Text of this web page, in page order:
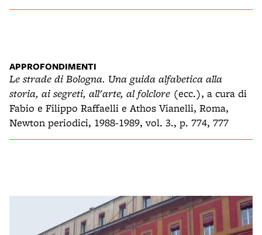
APPROFONDIMENTI
Le strade di Bologna. Una guida alfabetica alla
storia, ai segreti, all'arte, al folclore (ecc.), a cura di
Fabio e Filippo Raffaelli e Athos Vianelli, Roma,
Newton periodici, 1988-1989, vol. 3., p. 774, 777